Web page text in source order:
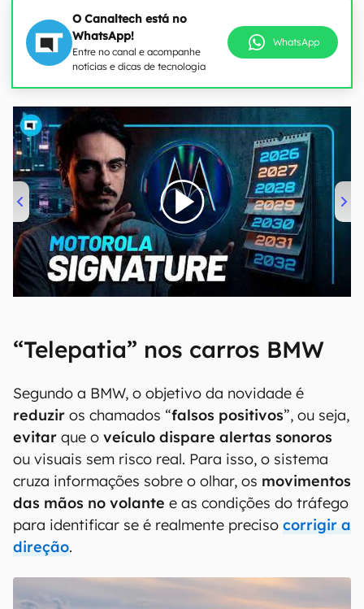
O Canaltech está no
WhatsApp!
Entre no canal e acompanhe
notícias e dicas de tecnologia
WhatsApp
00:00/20:46
“Telepatia” nos carros BMW
Segundo a BMW, o objetivo da novidade é
reduzir os chamados “falsos positivos”, ou seja,
evitar que o veículo dispare alertas sonoros
ou visuais sem risco real. Para isso, o sistema
cruza informações sobre o olhar, os movimentos
das mãos no volante e as condições do tráfego
para identificar se é realmente preciso corrigir a
direção.